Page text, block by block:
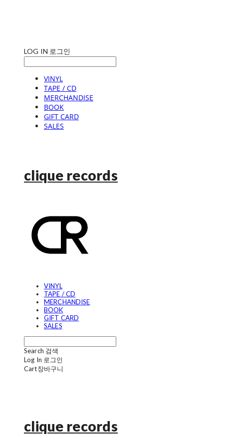
LOG IN 로그인
VINYL
TAPE / CD
MERCHANDISE
BOOK
GIFT CARD
SALES
clique records
VINYL
TAPE / CD
MERCHANDISE
BOOK
GIFT CARD
SALES
Search 검색
Log In 로그인
Cart장바구니
clique records